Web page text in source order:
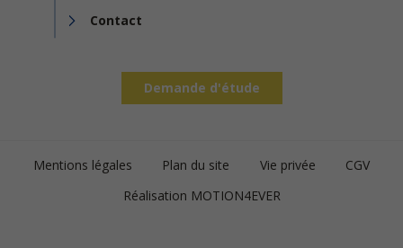
Contact
Demande d'étude
Footer
Mentions légales Plan du site Vie privée
CGV
Réalisation MOTION4EVER